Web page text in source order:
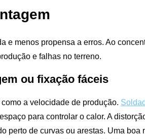
e menos propensa a erros. Ao
e falhas no terreno.
ou fixação fáceis
a velocidade de produção.
para controlar o calor. A
perto de curvas ou arestas. Uma boa